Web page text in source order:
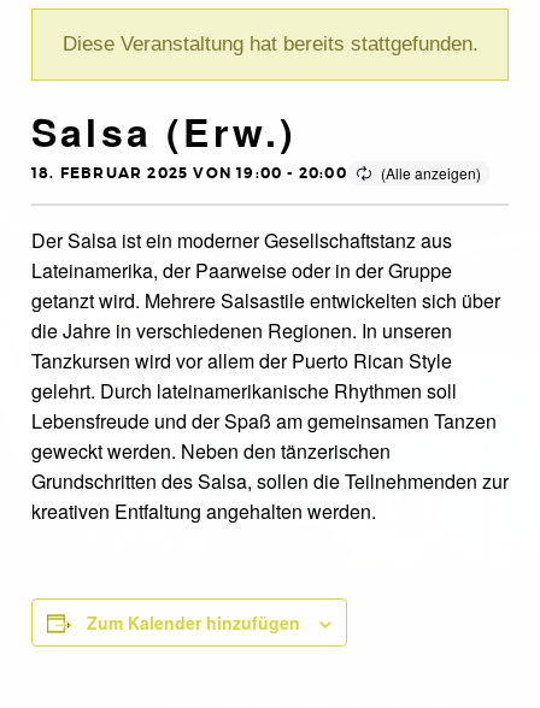
Diese Veranstaltung hat bereits stattgefunden.
Salsa (Erw.)
18. FEBRUAR 2025 VON 19:00 - 20:00
Der Salsa ist ein moderner Gesellschaftstanz aus
Lateinamerika, der Paarweise oder in der Gruppe
getanzt wird. Mehrere Salsastile entwickelten sich über
die Jahre in verschiedenen Regionen. In unseren
Tanzkursen wird vor allem der Puerto Rican Style
gelehrt. Durch lateinamerikanische Rhythmen soll
Lebensfreude und der Spaß am gemeinsamen Tanzen
geweckt werden. Neben den tänzerischen
Grundschritten des Salsa, sollen die Teilnehmenden zur
kreativen Entfaltung angehalten werden.
Zum Kalender hinzufügen